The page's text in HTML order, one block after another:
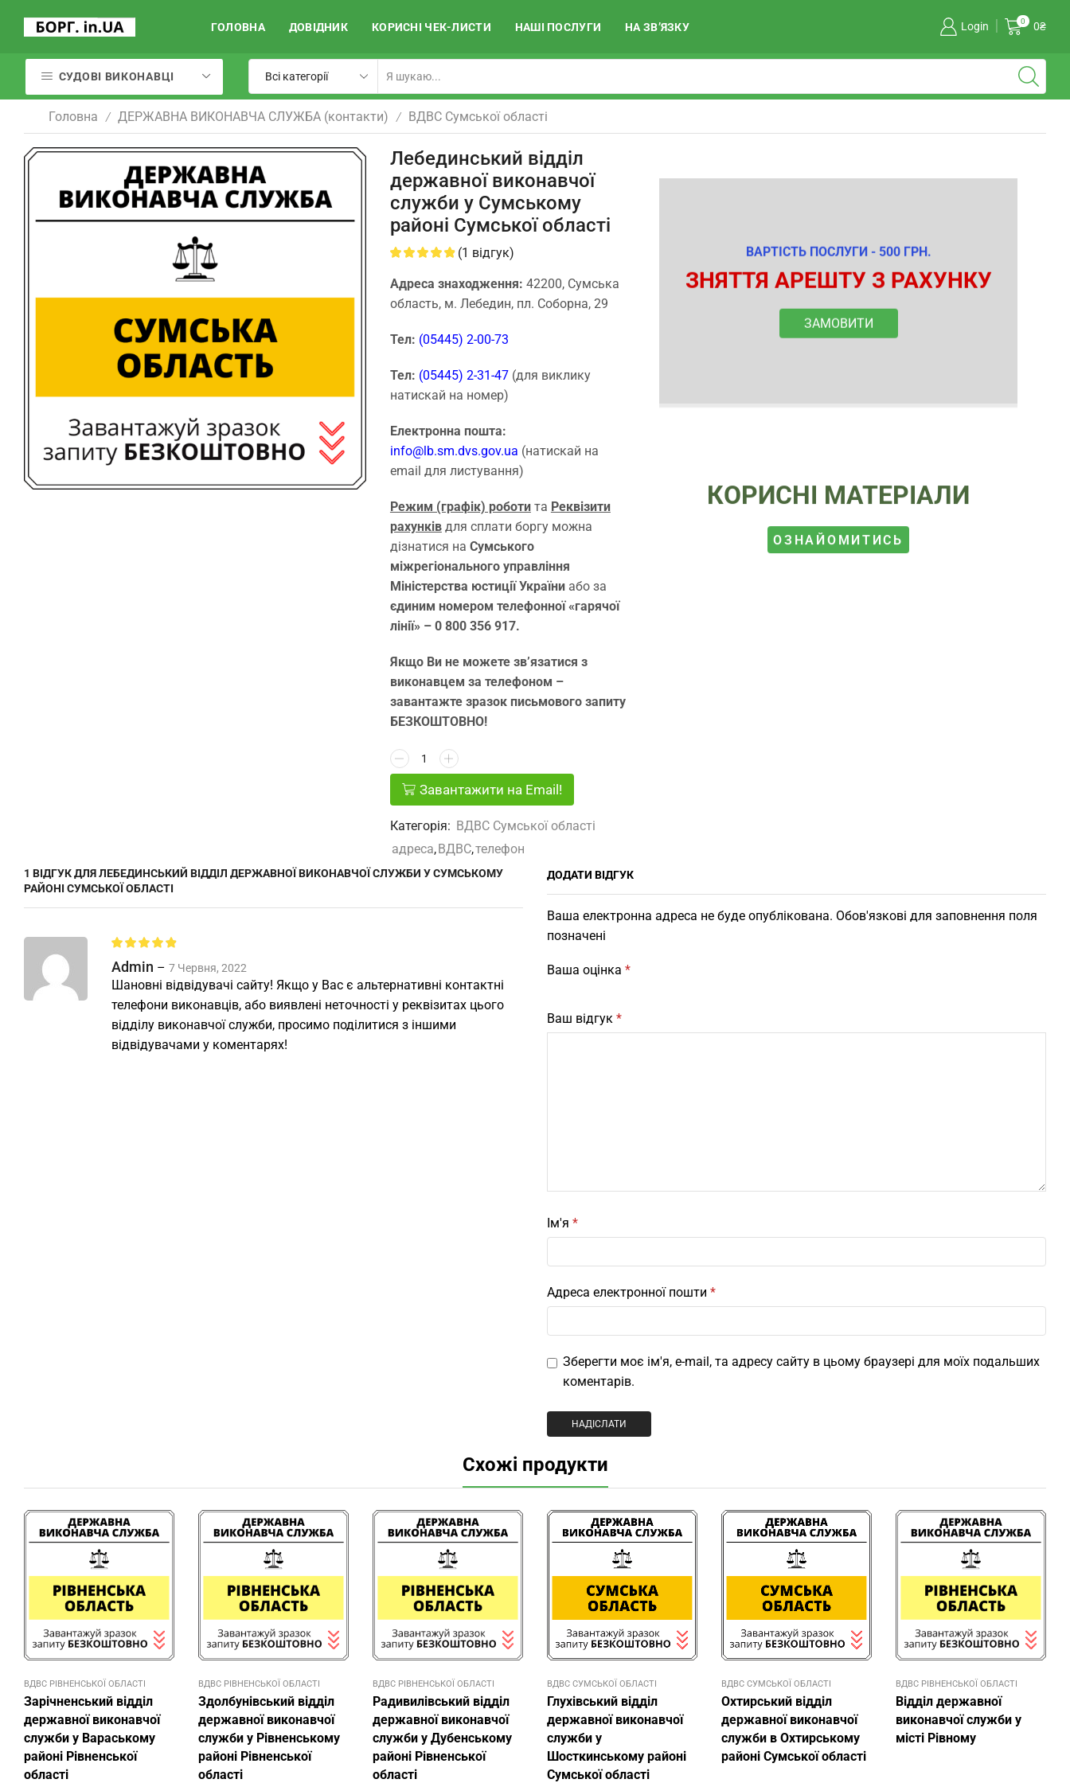
ГОЛОВНА ДОВІДНИК КОРИСНІ ЧЕК-ЛИСТИ НАШІ ПОСЛУГИ НА ЗВ’ЯЗКУ Login 0 0₴
СУДОВІ ВИКОНАВЦІ
Головна / ДЕРЖАВНА ВИКОНАВЧА СЛУЖБА (контакти) / ВДВС Сумської області
Лебединський відділ
державної виконавчої
служби у Сумському
районі Сумської області
(1 відгук)
Адреса знаходження: 42200, Сумська
область, м. Лебедин, пл. Соборна, 29
Тел: (05445) 2-00-73
Тел: (05445) 2-31-47(для виклику
натискай на номер)
Електронна пошта:
info@lb.sm.dvs.gov.ua (натискай на
email для листування)
Режим (графік) роботита Реквізити
рахунків для сплати боргу можна
дізнатися на Сумського
міжрегіонального управління
Міністерства юстиції України або за
єдиним номером телефонної «гарячої
лінії» – 0 800 356 917.
Якщо Ви не можете зв’язатися з
виконавцем за телефоном –
завантажте зразок письмового запиту
БЕЗКОШТОВНО!
Завантажити на Email!
Категорія: ВДВС Сумської області
адреса, ВДВС,телефон
ВАРТІСТЬ ПОСЛУГИ - 500 ГРН.
ЗНЯТТЯ АРЕШТУ З РАХУНКУ
ЗАМОВИТИ
КОРИСНІ МАТЕРІАЛИ
ОЗНАЙОМИТИСЬ
1 ВІДГУК ДЛЯЛЕБЕДИНСЬКИЙ ВІДДІЛ ДЕРЖАВНОЇ ВИКОНАВЧОЇ СЛУЖБИ У СУМСЬКОМУ
РАЙОНІ СУМСЬКОЇ ОБЛАСТІ
Admin – 7 Червня, 2022
Шановні відвідувачі сайту! Якщо у Вас є альтернативні контактні
телефони виконавців, або виявлені неточності у реквізитах цього
відділу виконавчої служби, просимо поділитися з іншими
відвідувачами у коментарях!
ДОДАТИ ВІДГУК
Ваша електронна адреса не буде опублікована. Обов'язкові для заповнення поля
позначені
Ваша оцінка *
Ваш відгук *
Ім'я *
Адреса електронної пошти *
Зберегти моє ім'я, e-mail, та адресу сайту в цьому браузері для моїх подальших
коментарів.
Схожі продукти
ВДВС РІВНЕНСЬКОЇ ОБЛАСТІ
Зарічненський відділ
державної виконавчої
служби у Вараському
районі Рівненської
області
ВДВС РІВНЕНСЬКОЇ ОБЛАСТІ
Здолбунівський відділ
державної виконавчої
служби у Рівненському
районі Рівненської
області
ВДВС РІВНЕНСЬКОЇ ОБЛАСТІ
Радивилівський відділ
державної виконавчої
служби у Дубенському
районі Рівненської
області
ВДВС СУМСЬКОЇ ОБЛАСТІ
Глухівський відділ
державної виконавчої
служби у
Шосткинському районі
Сумської області
ВДВС СУМСЬКОЇ ОБЛАСТІ
Охтирський відділ
державної виконавчої
служби в Охтирському
районі Сумської області
ВДВС РІВНЕНСЬКОЇ ОБЛАСТІ
Відділ державної
виконавчої служби у
місті Рівному